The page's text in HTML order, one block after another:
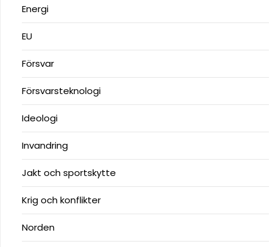
Energi
EU
Försvar
Försvarsteknologi
Ideologi
Invandring
Jakt och sportskytte
Krig och konflikter
Norden